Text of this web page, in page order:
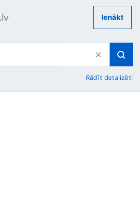
Ienākt
Rādīt detalizēti